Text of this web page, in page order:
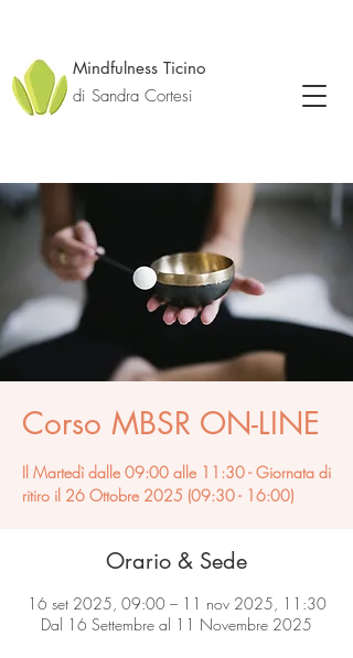
Mindfulness Ticino
di Sandra Cortesi
Corso MBSR ON-LINE
Il Martedì dalle 09:00 alle 11:30 - Giornata di
ritiro il 26 Ottobre 2025 (09:30 - 16:00)
Orario & Sede
16 set 2025, 09:00 – 11 nov 2025, 11:30
Dal 16 Settembre al 11 Novembre 2025